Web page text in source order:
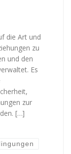
die Art und
zu
und den
Es
zur
[…]